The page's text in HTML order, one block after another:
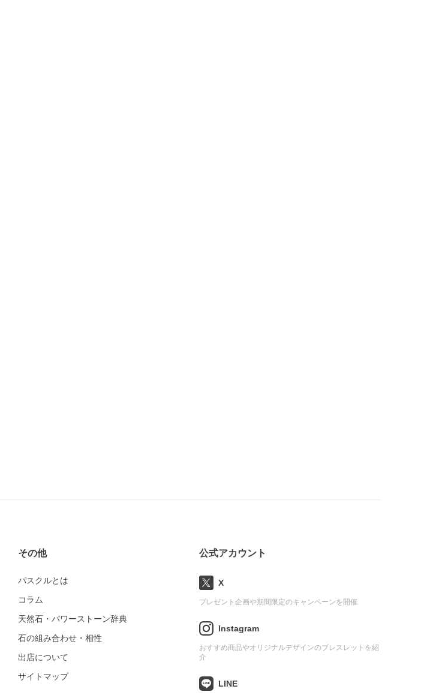
その他
パスクルとは
コラム
天然石・パワーストーン辞典
石の組み合わせ・相性
出店について
サイトマップ
公式アカウント
X
プレゼント企画や期間限定のキャンペーンを開催
Instagram
おすすめ商品やオリジナルデザインのブレスレットを紹
介
LINE